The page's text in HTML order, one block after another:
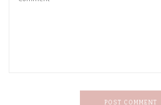
POST COMMENT